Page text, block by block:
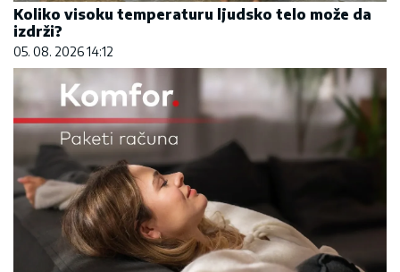
Koliko visoku temperaturu ljudsko telo može da
izdrži?
05. 08. 2026 14:12